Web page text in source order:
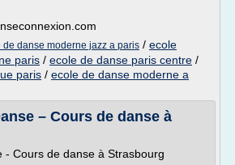
de danse moderne jazz a paris / ecole
paris / ecole de danse paris centre /
paris / ecole de danse moderne a
– Cours de danse à
- Cours de danse à Strasbourg